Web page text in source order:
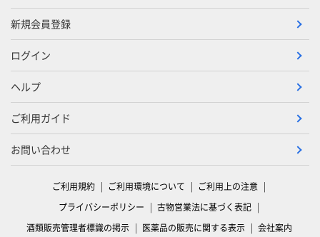
新規会員登録
ログイン
ヘルプ
ご利用ガイド
お問い合わせ
ご利用規約 ご利用環境について
ご利用上の注意
プライバシーポリシー
古物営業法に基づく表記
酒類販売管理者標識の掲示
医薬品の販売に関する表示 会社案内